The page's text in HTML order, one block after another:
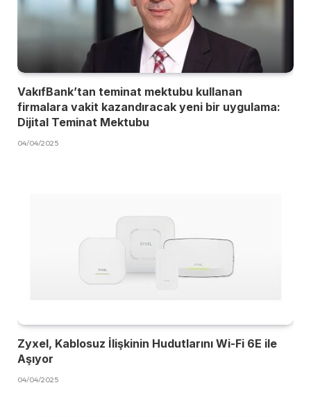
VakıfBank’tan teminat mektubu kullanan
firmalara vakit kazandıracak yeni bir uygulama:
Dijital Teminat Mektubu
04/04/2025
Zyxel, Kablosuz İlişkinin Hudutlarını Wi-Fi 6E ile
Aşıyor
04/04/2025